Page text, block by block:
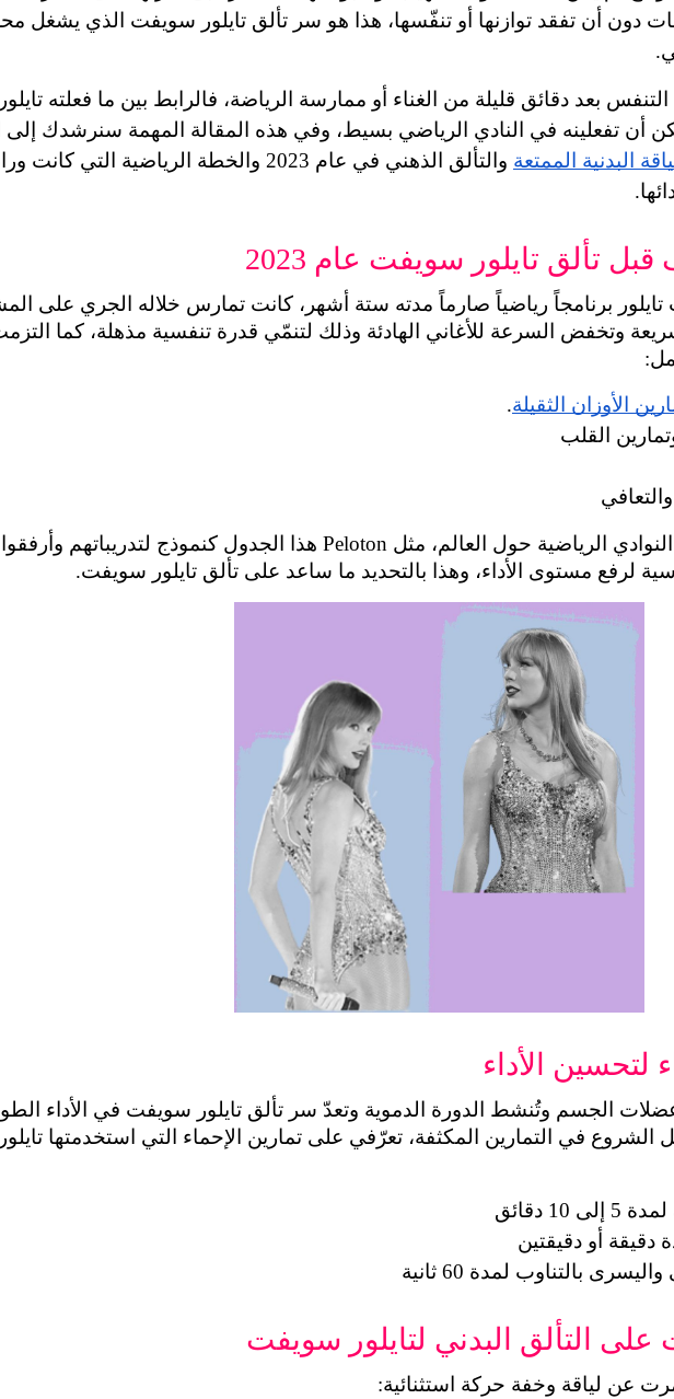
البدنية الممتعة
تألق تايلور سويفت عام 2023
الأوزان الثقيلة.
القلب
لرفع مستوى الأداء، وهذا بالتحديد ما ساعد على تألق تايلور سويفت.
لتحسين الأداء
دقائق
دقيقة أو دقيقتين
بالتناوب لمدة 60 ثانية
التألق البدني لتايلور سويفت
عن لياقة وخفة حركة استثنائية: